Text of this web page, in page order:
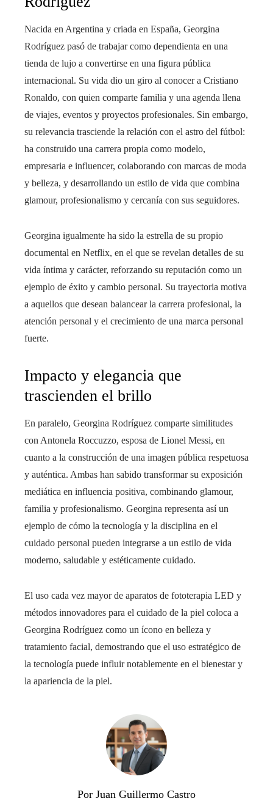
Nacida en Argentina y criada en España, Georgina
Rodríguez pasó de trabajar como dependienta en una
tienda de lujo a convertirse en una figura pública
internacional. Su vida dio un giro al conocer a Cristiano
Ronaldo, con quien comparte familia y una agenda llena
de viajes, eventos y proyectos profesionales. Sin embargo,
su relevancia trasciende la relación con el astro del fútbol:
ha construido una carrera propia como modelo,
empresaria e influencer, colaborando con marcas de moda
y belleza, y desarrollando un estilo de vida que combina
glamour, profesionalismo y cercanía con sus seguidores.
Georgina igualmente ha sido la estrella de su propio
documental en Netflix, en el que se revelan detalles de su
vida íntima y carácter, reforzando su reputación como un
ejemplo de éxito y cambio personal. Su trayectoria motiva
a aquellos que desean balancear la carrera profesional, la
atención personal y el crecimiento de una marca personal
fuerte.
Impacto y elegancia que
trascienden el brillo
En paralelo, Georgina Rodríguez comparte similitudes
con Antonela Roccuzzo, esposa de Lionel Messi, en
cuanto a la construcción de una imagen pública respetuosa
y auténtica. Ambas han sabido transformar su exposición
mediática en influencia positiva, combinando glamour,
familia y profesionalismo. Georgina representa así un
ejemplo de cómo la tecnología y la disciplina en el
cuidado personal pueden integrarse a un estilo de vida
moderno, saludable y estéticamente cuidado.
El uso cada vez mayor de aparatos de fototerapia LED y
métodos innovadores para el cuidado de la piel coloca a
Georgina Rodríguez como un ícono en belleza y
tratamiento facial, demostrando que el uso estratégico de
la tecnología puede influir notablemente en el bienestar y
la apariencia de la piel.
Por Juan Guillermo Castro